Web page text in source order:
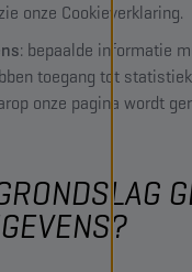
onze Cookieverklaring.
: bepaalde informatie
toegang tot
onze pagina wordt